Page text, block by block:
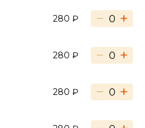
280 ₽ − +
280 ₽ − +
280 ₽ − +